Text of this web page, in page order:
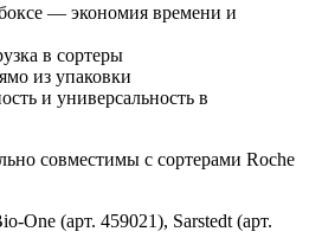
— экономия времени и
в сортеры
из упаковки
и универсальность в
совместимы с сортерами Roche
One (арт. 459021), Sarstedt (арт.